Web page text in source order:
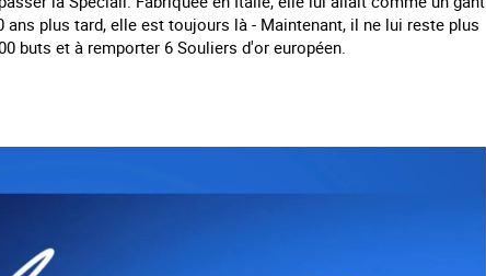
plus tard, elle est toujours là - Maintenant, il ne lui reste plus
buts et à remporter 6 Souliers d'or européen.